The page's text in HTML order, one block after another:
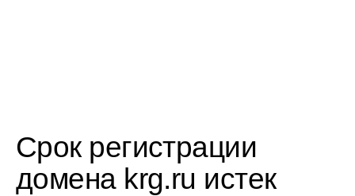
Срок регистрации
домена krg.ru истек